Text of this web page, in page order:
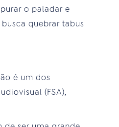
o paladar e
quebrar tabus
é um dos
(FSA),